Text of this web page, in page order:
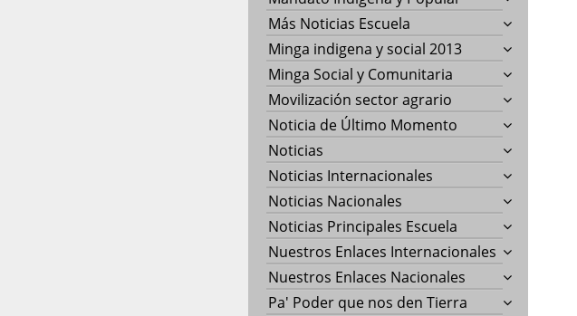
Más Noticias Escuela
Minga indigena y social 2013
Minga Social y Comunitaria
Movilización sector agrario
Noticia de Último Momento
Noticias
Noticias Internacionales
Noticias Nacionales
Noticias Principales Escuela
Nuestros Enlaces Internacionales
Nuestros Enlaces Nacionales
Pa' Poder que nos den Tierra